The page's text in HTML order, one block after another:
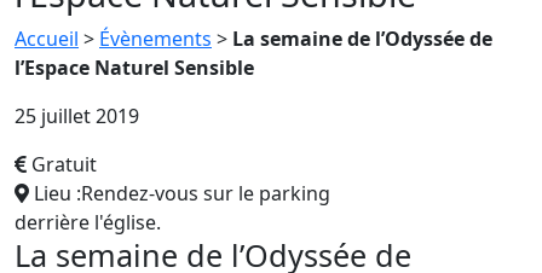
Accueil > Évènements > La semaine de l’Odyssée de
l’Espace Naturel Sensible
25 juillet 2019
Gratuit
Lieu :Rendez-vous sur le parking
derrière l'église.
La semaine de l’Odyssée de